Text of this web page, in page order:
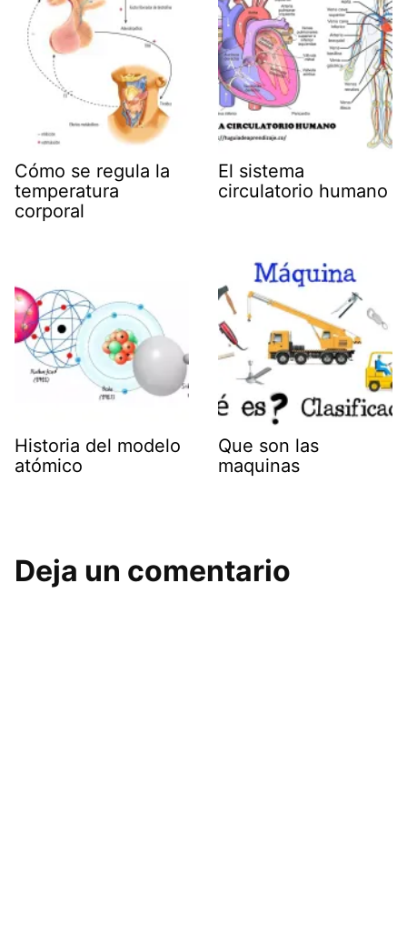
Cómo se regula la
temperatura
corporal
El sistema
circulatorio humano
Historia del modelo
atómico
Que son las
maquinas
Deja un comentario